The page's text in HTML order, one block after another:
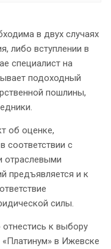
в двух случаях
либо вступлении в
специалист на
подоходный
пошлины,
об оценке,
соответствии с
отраслевыми
предъявляется и к
силы.
к выбору
«Платинум» в Ижевске